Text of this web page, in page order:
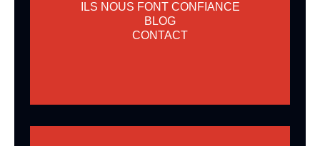
ILS NOUS FONT CONFIANCE
BLOG
CONTACT